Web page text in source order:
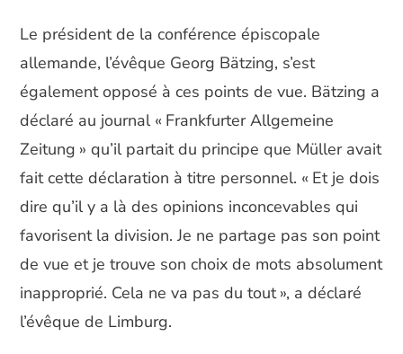
Le président de la conférence épiscopale
allemande, l’évêque Georg Bätzing, s’est
également opposé à ces points de vue. Bätzing a
déclaré au journal « Frankfurter Allgemeine
Zeitung » qu’il partait du principe que Müller avait
fait cette déclaration à titre personnel. « Et je dois
dire qu’il y a là des opinions inconcevables qui
favorisent la division. Je ne partage pas son point
de vue et je trouve son choix de mots absolument
inapproprié. Cela ne va pas du tout », a déclaré
l’évêque de Limburg.